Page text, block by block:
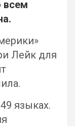
всем
Лейк для
языках.